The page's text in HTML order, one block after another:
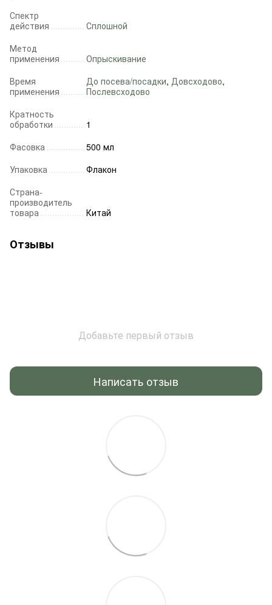
Спектр
действия
Сплошной
Метод
применения
Опрыскивание
Время
применения
До посева/посадки, Довсходово,
Послевсходово
Кратность
обработки
1
Фасовка
500 мл
Упаковка
Флакон
Страна-
производитель
товара
Китай
Отзывы
Добавьте первый отзыв
Написать отзыв